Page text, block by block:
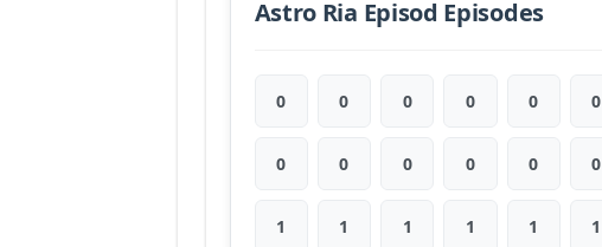
Astro Ria Episod Episodes
0 0 0 0 0 0
0 0 0 0 0 0
1 1 1 1 1 1